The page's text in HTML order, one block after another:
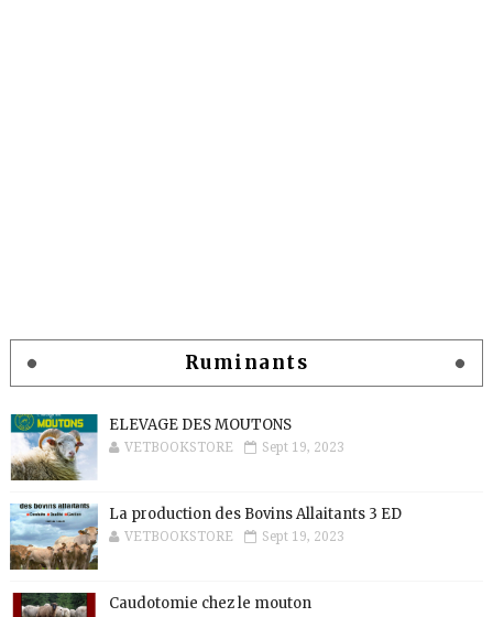
Ruminants
ELEVAGE DES MOUTONS
VETBOOKSTORE Sept 19, 2023
La production des Bovins Allaitants 3 ED
VETBOOKSTORE Sept 19, 2023
Caudotomie chez le mouton